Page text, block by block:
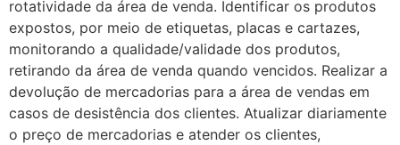
rotatividade da área de venda. Identificar os produtos
expostos, por meio de etiquetas, placas e cartazes,
monitorando a qualidade/validade dos produtos,
retirando da área de venda quando vencidos. Realizar a
devolução de mercadorias para a área de vendas em
casos de desistência dos clientes. Atualizar diariamente
o preço de mercadorias e atender os clientes,